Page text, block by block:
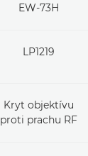
EW-73H
LP1219
Kryt objektívu
proti prachu RF